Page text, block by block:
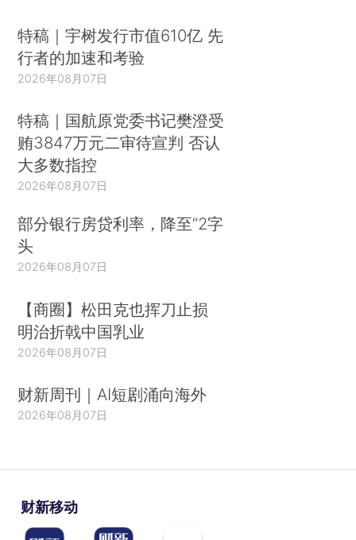
特稿｜宇树发行市值610亿 先
行者的加速和考验
2026年08月07日
特稿｜国航原党委书记樊澄受
贿3847万元二审待宣判 否认
大多数指控
2026年08月07日
部分银行房贷利率，降至“2字
头
2026年08月07日
【商圈】松田克也挥刀止损
明治折戟中国乳业
2026年08月07日
财新周刊｜AI短剧涌向海外
2026年08月07日
财新移动